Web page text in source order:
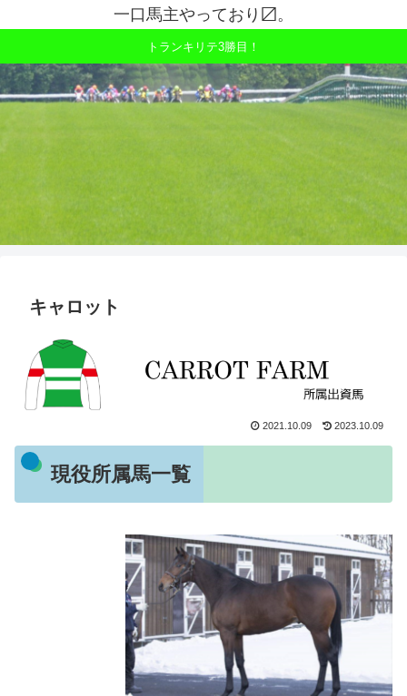
一口馬主やっており〼。
トランキリテ3勝目！
キャロット
2021.10.09 2023.10.09
現役所属馬一覧